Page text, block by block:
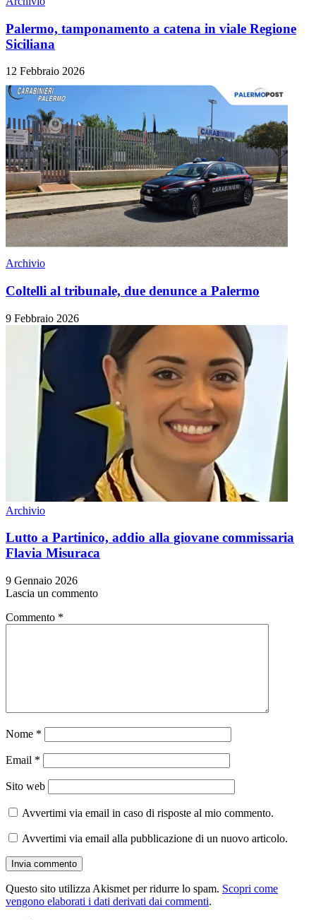
Palermo, tamponamento a catena in viale Regione
Siciliana
12 Febbraio 2026
Archivio
Coltelli al tribunale, due denunce a Palermo
9 Febbraio 2026
Archivio
Lutto a Partinico, addio alla giovane commissaria
Flavia Misuraca
9 Gennaio 2026
Lascia un commento
Commento *
Nome *
Email *
Sito web
Avvertimi via email in caso di risposte al mio commento.
Avvertimi via email alla pubblicazione di un nuovo articolo.
Questo sito utilizza Akismet per ridurre lo spam. Scopri come
vengono elaborati i dati derivati dai commenti.